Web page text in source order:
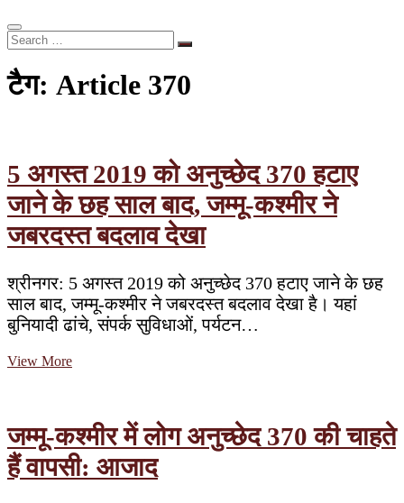
Search
…
टैग: Article 370
5 अगस्त 2019 को अनुच्छेद 370 हटाए
जाने के छह साल बाद, जम्मू-कश्मीर ने
जबरदस्त बदलाव देखा
श्रीनगर: 5 अगस्त 2019 को अनुच्छेद 370 हटाए जाने के छह
साल बाद, जम्मू-कश्मीर ने जबरदस्त बदलाव देखा है। यहां
बुनियादी ढांचे, संपर्क सुविधाओं, पर्यटन…
View More5
अनुच्छेद
370
हटाए
जाने
जम्मू-कश्मीर में लोग अनुच्छेद 370 की चाहते
हैं वापसी: आजाद